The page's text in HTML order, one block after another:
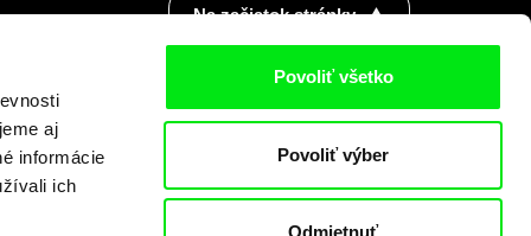
aj
informácie
ich
Povoliť všetko
Povoliť výber
Odmietnuť
Na začiatok stránky